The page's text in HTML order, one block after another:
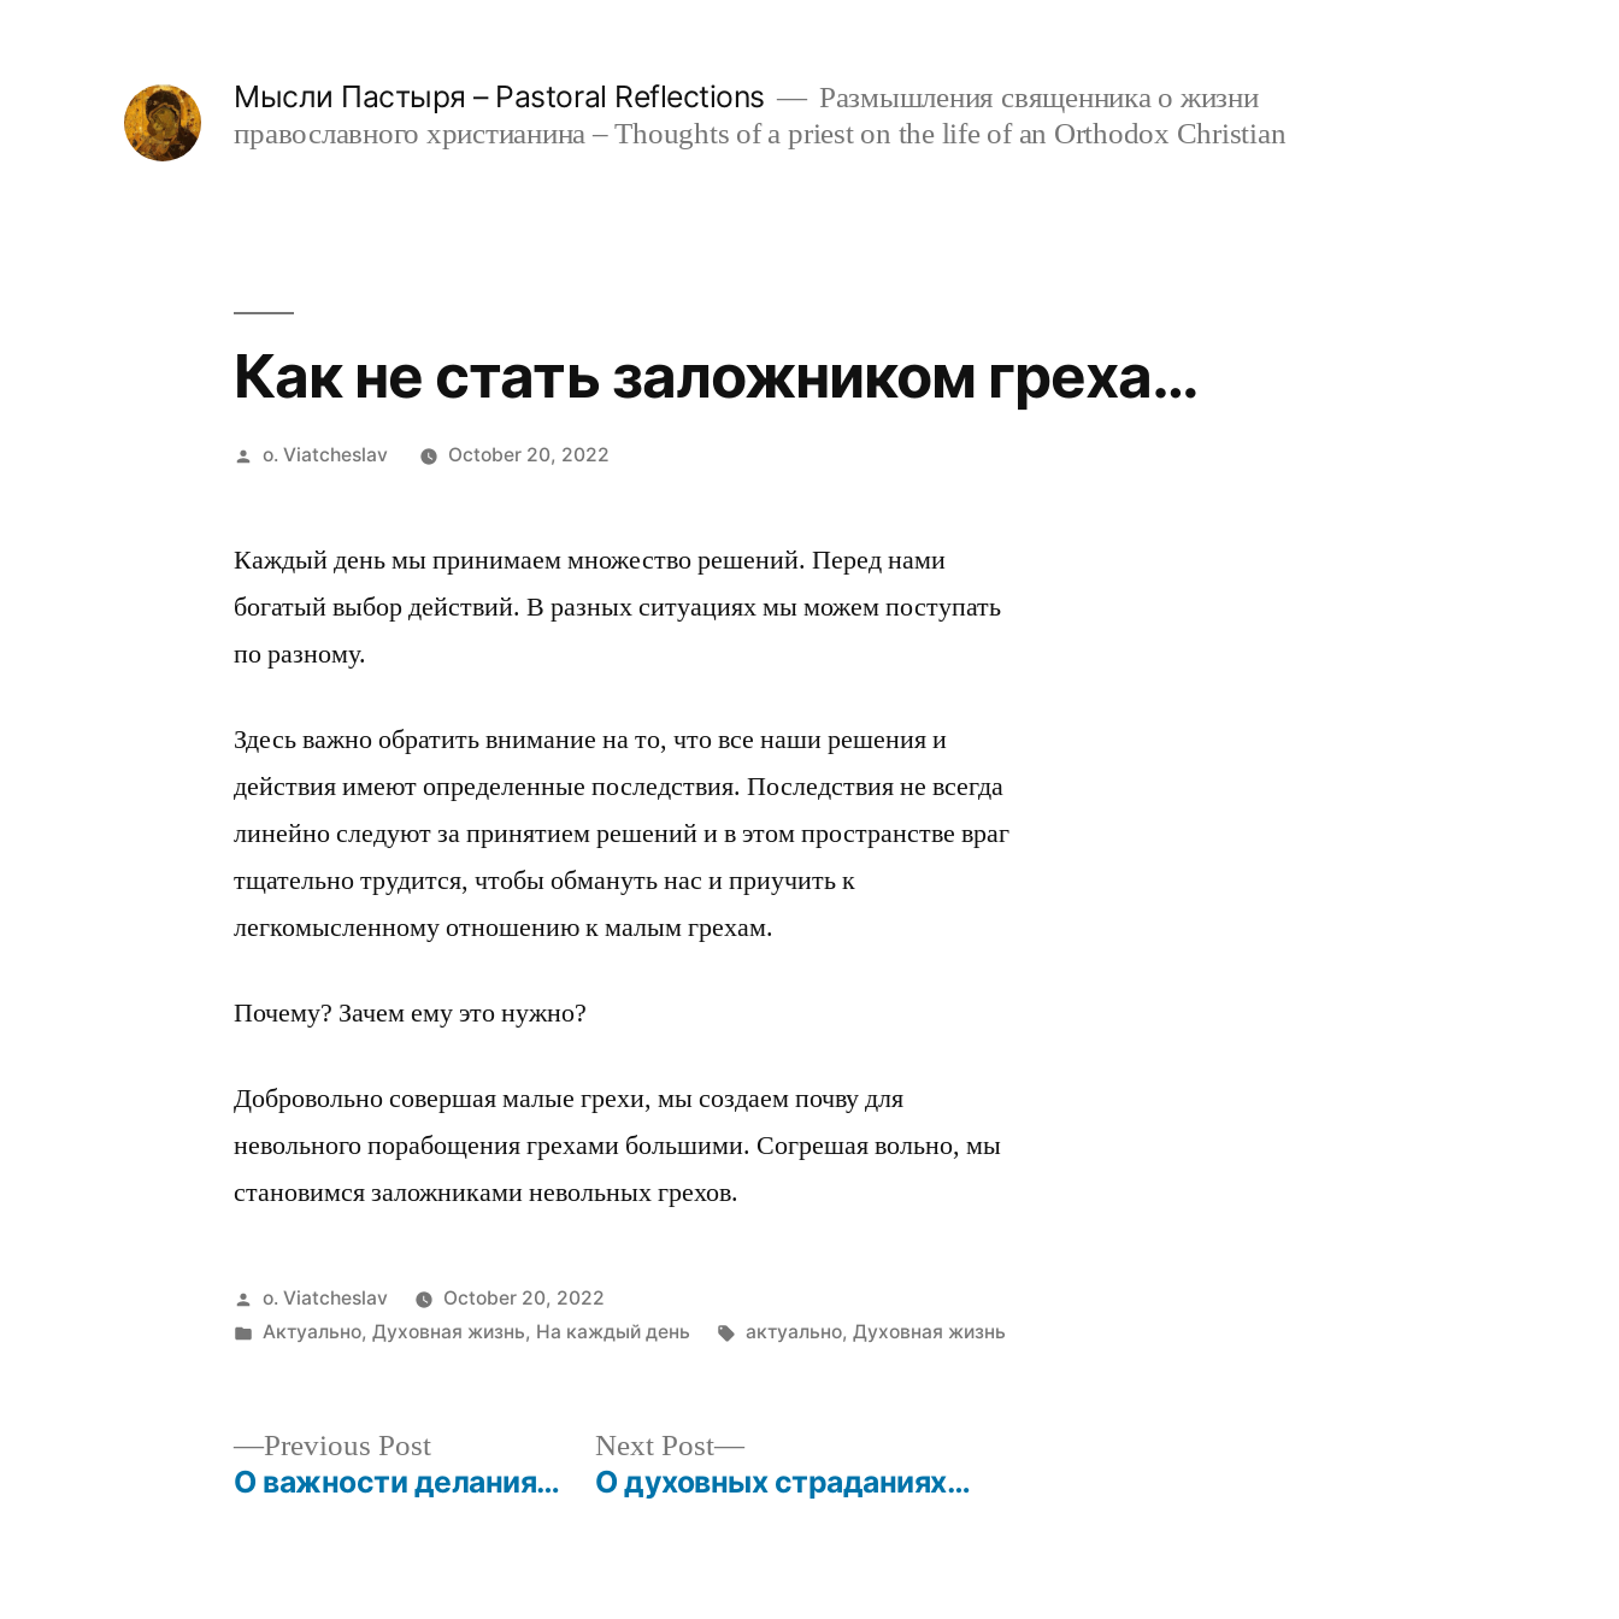
Мысли Пастыря – Pastoral Reflections
Размышления священника о жизни
православного христианина – Thoughts of a priest on the life of an Orthodox Christian
Как не стать заложником греха…
Posted
o. Viatcheslav October 20, 2022
Каждый день мы принимаем множество решений. Перед нами
богатый выбор действий. В разных ситуациях мы можем поступать
по разному.
Здесь важно обратить внимание на то, что все наши решения и
действия имеют определенные последствия. Последствия не всегда
линейно следуют за принятием решений и в этом пространстве враг
тщательно трудится, чтобы обмануть нас и приучить к
легкомысленному отношению к малым грехам.
Почему? Зачем ему это нужно?
Добровольно совершая малые грехи, мы создаем почву для
невольного порабощения грехами большими. Согрешая вольно, мы
становимся заложниками невольных грехов.
Posted
by
o. Viatcheslav
October 20, 2022
Posted
Актуально,Духовная жизнь, На каждый день Tags:
актуально,Духовная жизнь
Previous PostPrevious
post:
О важности делания…
Next Post
Next
post:
О духовных страданиях…